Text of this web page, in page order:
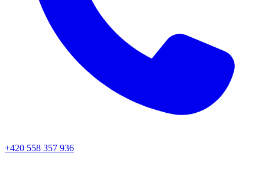
+420 558 357 936